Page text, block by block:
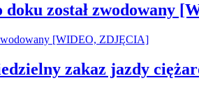
doku został zwodowany
zakaz jazdy